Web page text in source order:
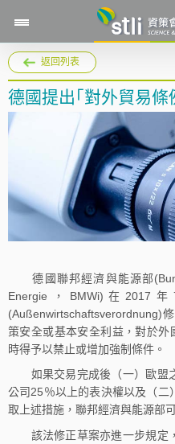
返回列表
德國提出｢對外貿易條
德國聯邦經濟與能源部
Energie，BMWi)在
(Außenwirtschaftsverordnung)
策安全或基本安全利益，對於
時得予以禁止或增加強制條件。
如果交易完成後（一）歐盟
公司25％以上的表決權以及（二
取上述措施，聯邦經濟與能源部
該法修正草案亦進一步規定